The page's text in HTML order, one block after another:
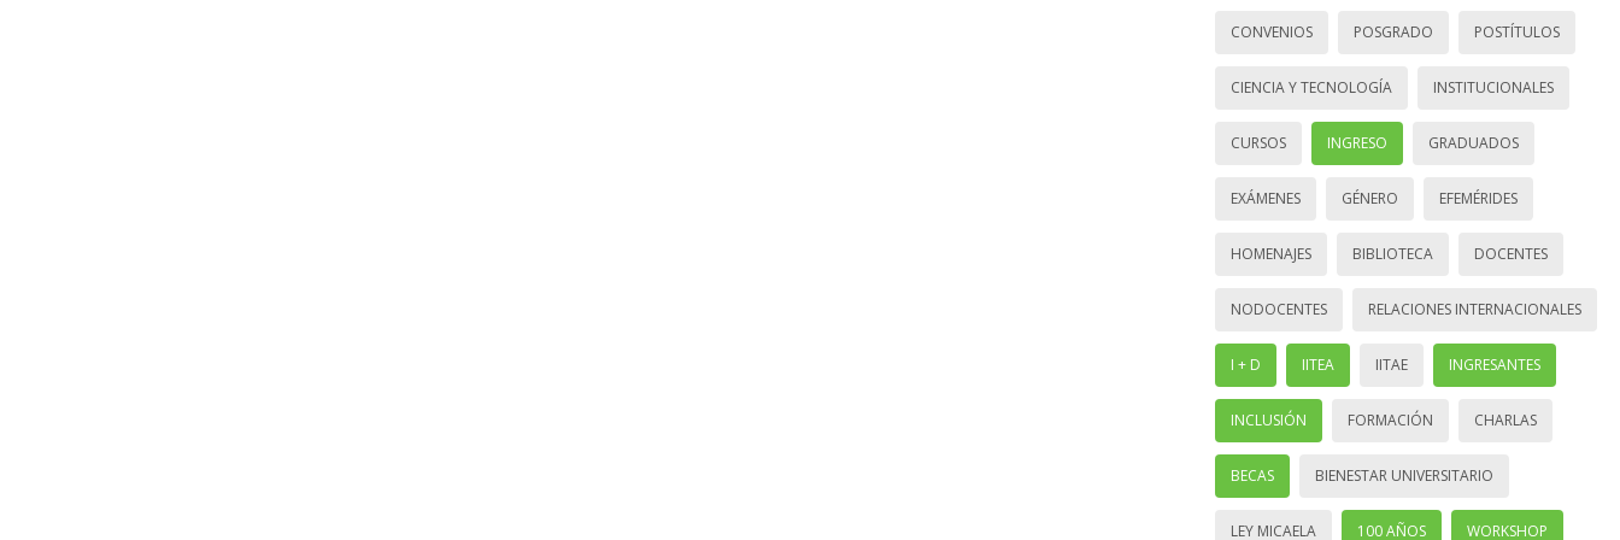
CONVENIOS POSGRADO POSTÍTULOS
CIENCIA Y TECNOLOGÍA INSTITUCIONALES
CURSOS INGRESO GRADUADOS
EXÁMENES GÉNERO EFEMÉRIDES
HOMENAJES BIBLIOTECA DOCENTES
NODOCENTES RELACIONES INTERNACIONALES
I + D IITEA IITAE INGRESANTES
INCLUSIÓN FORMACIÓN CHARLAS
BECAS BIENESTAR UNIVERSITARIO
LEY MICAELA 100 AÑOS WORKSHOP